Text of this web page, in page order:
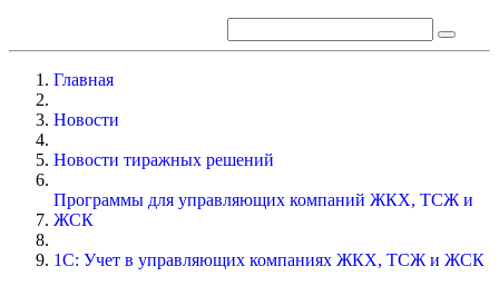
Главная
Новости
Новости тиражных решений
Программы для управляющих компаний ЖКХ, ТСЖ и
ЖСК
1С: Учет в управляющих компаниях ЖКХ, ТСЖ и ЖСК